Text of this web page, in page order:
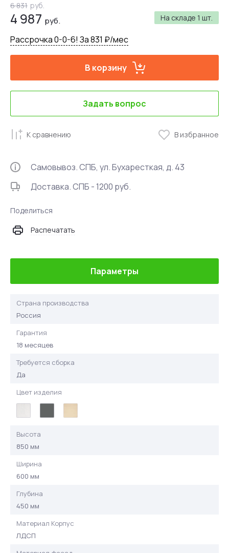
На складе 1 шт.
6 831 руб.
4 987 руб.
Рассрочка 0-0-6! За 831 ₽/мес
В корзину
Задать вопрос
К сравнению В избранное
Самовывоз. СПБ, ул. Бухаресткая, д. 43
Доставка. СПБ - 1200 руб.
Поделиться
Распечатать
Параметры
Страна производства
Россия
Гарантия
18 месяцев
Требуется сборка
Да
Цвет изделия
Высота
850 мм
Ширина
600 мм
Глубина
450 мм
Материал Корпус
ЛДСП